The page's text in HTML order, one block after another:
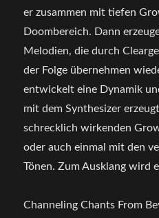
er zusammen mit tiefen
Doombereich. Dann
Melodien, die durch
der Folge übernehmen
entwickelt eine Dynamik
mit dem Synthesizer
schrecklich wirkenden
oder auch einmal mit den
Tönen. Zum Ausklang wird
Channeling Chants From